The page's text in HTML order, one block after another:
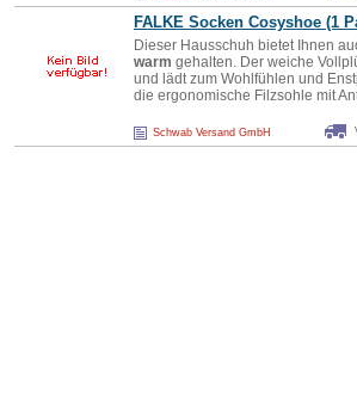
FALKE Socken Cosyshoe (1
Dieser Hausschuh bietet Ihnen
warm gehalten. Der weiche
und lädt zum Wohlfühlen und
die ergonomische Filzsohle mit
Schwab Versand GmbH